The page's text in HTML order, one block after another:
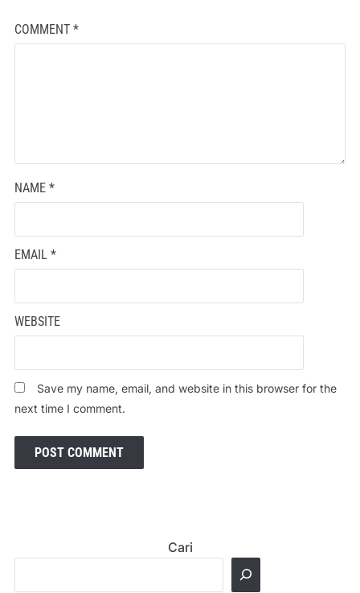
COMMENT *
NAME *
EMAIL *
WEBSITE
Save my name, email, and website in this browser for the
next time I comment.
Cari